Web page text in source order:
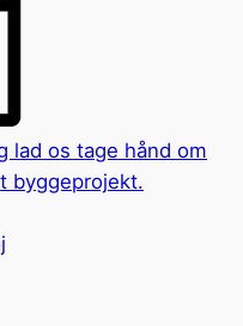
lad os tage hånd om
byggeprojekt.